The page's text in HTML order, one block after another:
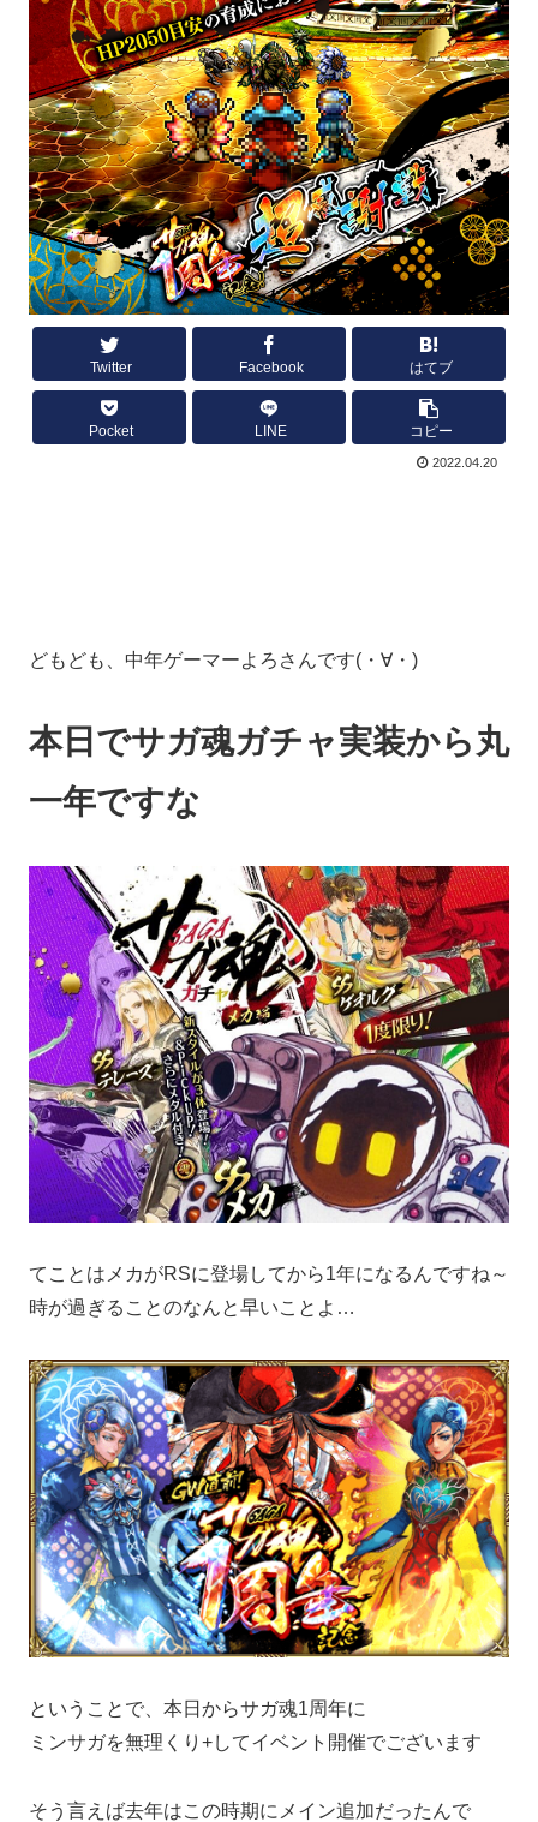
Twitter Facebook はてブ
Pocket LINE コピー
2022.04.20
どもども、中年ゲーマーよろさんです(・∀・)
本日でサガ魂ガチャ実装から丸
一年ですな
てことはメカがRSに登場してから1年になるんですね～
時が過ぎることのなんと早いことよ…
ということで、本日からサガ魂1周年に
ミンサガを無理くり+してイベント開催でございます
そう言えば去年はこの時期にメイン追加だったんで